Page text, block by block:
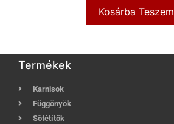
Kosárba Teszem
Termékek
Karnisok
Függönyök
Sötétítők